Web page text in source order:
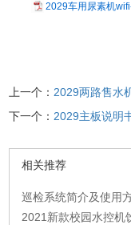
2029车用尿素机
上一个：2029两路售水
下一个：2029主板说明
相关推荐
巡检系统简介及使用
2021新款校园水控机